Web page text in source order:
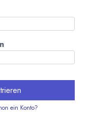
ein Konto?